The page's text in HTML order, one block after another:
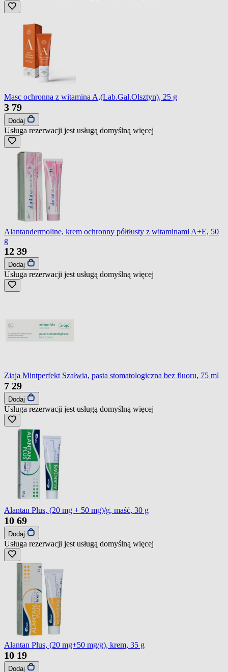
Masc ochronna z witamina A,(Lab.Gal.Olsztyn), 25 g
3 79
Dodaj
Usługa rezerwacji jest usługą domyślną więcej
Alantandermoline, krem ochronny półtłusty z witaminami A+E, 50
g
12 39
Dodaj
Usługa rezerwacji jest usługą domyślną więcej
Ziaja Mintperfekt Szałwia, pasta stomatologiczna bez fluoru, 75 ml
7 29
Dodaj
Usługa rezerwacji jest usługą domyślną więcej
Alantan Plus, (20 mg + 50 mg)/g, maść, 30 g
10 69
Dodaj
Usługa rezerwacji jest usługą domyślną więcej
Alantan Plus, (20 mg+50 mg/g), krem, 35 g
10 19
Dodaj